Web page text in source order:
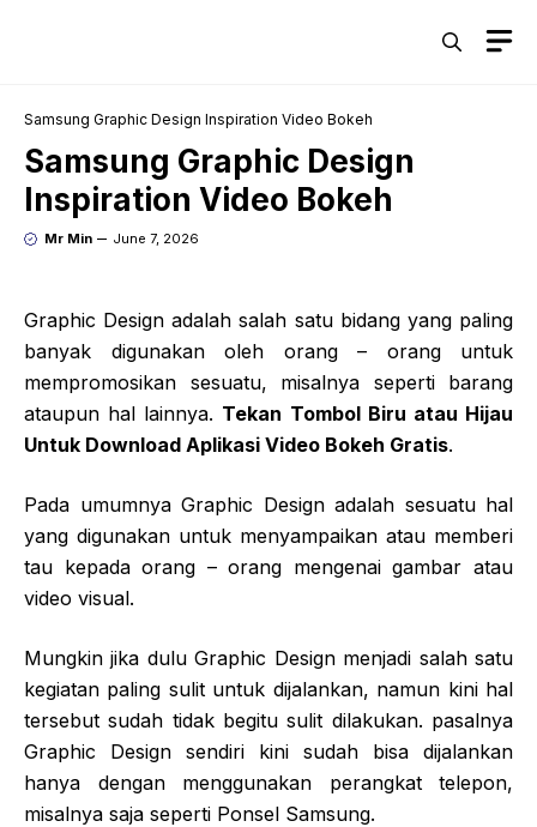
Samsung Graphic Design Inspiration Video Bokeh
Samsung Graphic Design
Inspiration Video Bokeh
Mr Min June 7, 2026
Graphic Design adalah salah satu bidang yang paling
banyak digunakan oleh orang – orang untuk
mempromosikan sesuatu, misalnya seperti barang
ataupun hal lainnya. Tekan Tombol Biru atau Hijau
Untuk Download Aplikasi Video Bokeh Gratis.
Pada umumnya Graphic Design adalah sesuatu hal
yang digunakan untuk menyampaikan atau memberi
tau kepada orang – orang mengenai gambar atau
video visual.
Mungkin jika dulu Graphic Design menjadi salah satu
kegiatan paling sulit untuk dijalankan, namun kini hal
tersebut sudah tidak begitu sulit dilakukan. pasalnya
Graphic Design sendiri kini sudah bisa dijalankan
hanya dengan menggunakan perangkat telepon,
misalnya saja seperti Ponsel Samsung.